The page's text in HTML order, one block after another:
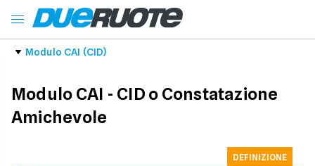
Modulo CAI (CID)
Modulo CAI - CID o Constatazione
Amichevole
DEFINIZIONE